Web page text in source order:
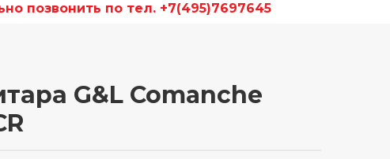
позвонить по тел. +7(495)7697645
G&L Comanche